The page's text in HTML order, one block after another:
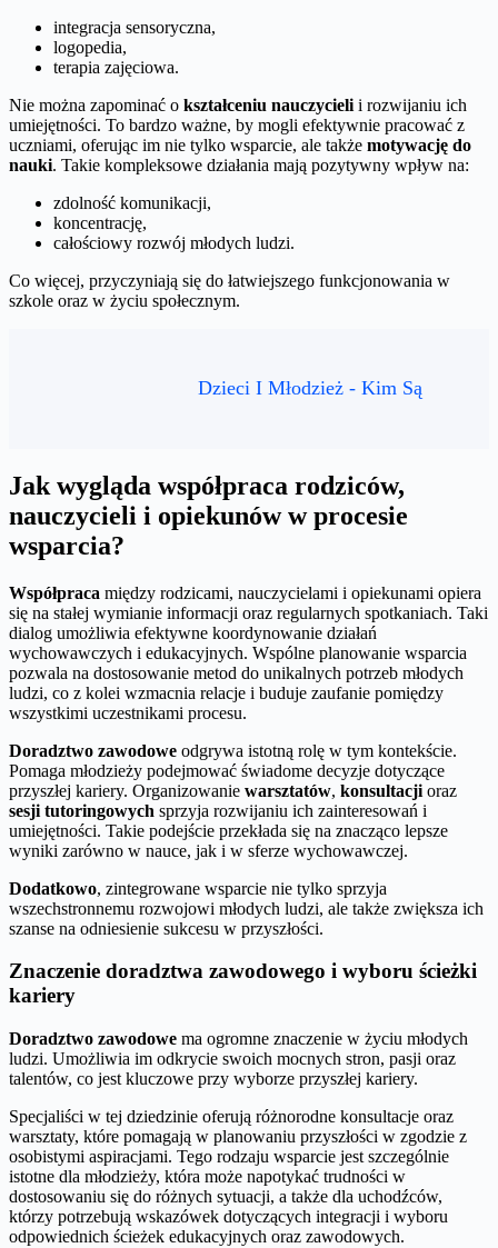
integracja sensoryczna,
logopedia,
terapia zajęciowa.
Nie można zapominać o kształceniu nauczycieli i rozwijaniu ich
umiejętności. To bardzo ważne, by mogli efektywnie pracować z
uczniami, oferując im nie tylko wsparcie, ale także motywację do
nauki. Takie kompleksowe działania mają pozytywny wpływ na:
zdolność komunikacji,
koncentrację,
całościowy rozwój młodych ludzi.
Co więcej, przyczyniają się do łatwiejszego funkcjonowania w
szkole oraz w życiu społecznym.
Dzieci I Młodzież - Kim Są
Jak wygląda współpraca rodziców,
nauczycieli i opiekunów w procesie
wsparcia?
Współpraca między rodzicami, nauczycielami i opiekunami opiera
się na stałej wymianie informacji oraz regularnych spotkaniach. Taki
dialog umożliwia efektywne koordynowanie działań
wychowawczych i edukacyjnych. Wspólne planowanie wsparcia
pozwala na dostosowanie metod do unikalnych potrzeb młodych
ludzi, co z kolei wzmacnia relacje i buduje zaufanie pomiędzy
wszystkimi uczestnikami procesu.
Doradztwo zawodowe odgrywa istotną rolę w tym kontekście.
Pomaga młodzieży podejmować świadome decyzje dotyczące
przyszłej kariery. Organizowanie warsztatów, konsultacji oraz
sesji tutoringowych sprzyja rozwijaniu ich zainteresowań i
umiejętności. Takie podejście przekłada się na znacząco lepsze
wyniki zarówno w nauce, jak i w sferze wychowawczej.
Dodatkowo, zintegrowane wsparcie nie tylko sprzyja
wszechstronnemu rozwojowi młodych ludzi, ale także zwiększa ich
szanse na odniesienie sukcesu w przyszłości.
Znaczenie doradztwa zawodowego i wyboru ścieżki
kariery
Doradztwo zawodowe ma ogromne znaczenie w życiu młodych
ludzi. Umożliwia im odkrycie swoich mocnych stron, pasji oraz
talentów, co jest kluczowe przy wyborze przyszłej kariery.
Specjaliści w tej dziedzinie oferują różnorodne konsultacje oraz
warsztaty, które pomagają w planowaniu przyszłości w zgodzie z
osobistymi aspiracjami. Tego rodzaju wsparcie jest szczególnie
istotne dla młodzieży, która może napotykać trudności w
dostosowaniu się do różnych sytuacji, a także dla uchodźców,
którzy potrzebują wskazówek dotyczących integracji i wyboru
odpowiednich ścieżek edukacyjnych oraz zawodowych.